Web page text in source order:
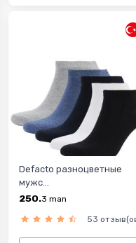
Defacto разноцветные
мужс...
250.3 man
53